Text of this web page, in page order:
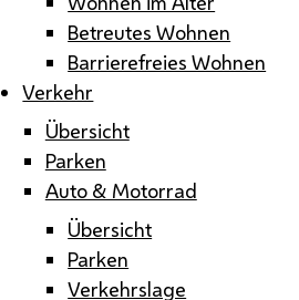
Betreutes Wohnen
Barrierefreies Wohnen
Verkehr
Übersicht
Parken
Auto & Motorrad
Übersicht
Parken
Verkehrslage